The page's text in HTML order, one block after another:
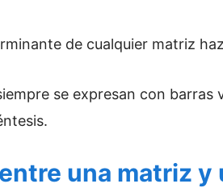
de cualquier matriz
se expresan con
una matriz